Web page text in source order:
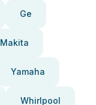
Ge
Makita
Yamaha
Whirlpool